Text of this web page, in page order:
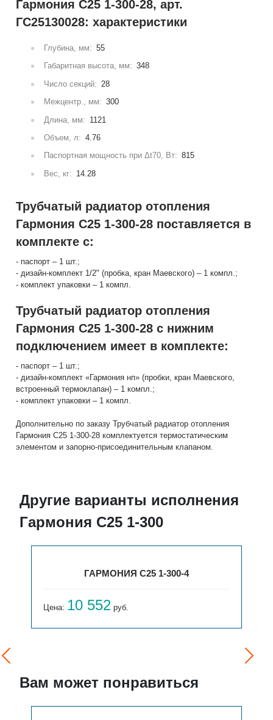
Гармония С25 1-300-28, арт.
ГС25130028: характеристики
Глубина, мм: 55
Габаритная высота, мм: 348
Число секций: 28
Межцентр., мм: 300
Длина, мм: 1121
Объем, л: 4.76
Паспортная мощность при Δt70, Вт: 815
Вес, кг: 14.28
Трубчатый радиатор отопления
Гармония С25 1-300-28 поставляется в
комплекте с:
- паспорт – 1 шт.;
- дизайн-комплект 1/2" (пробка, кран Маевского) – 1 компл.;
- комплект упаковки – 1 компл.
Трубчатый радиатор отопления
Гармония С25 1-300-28 с нижним
подключением имеет в комплекте:
- паспорт – 1 шт.;
- дизайн-комплект «Гармония нп» (пробки, кран Маевского,
встроенный термоклапан) – 1 компл.;
- комплект упаковки – 1 компл.
Дополнительно по заказу Трубчатый радиатор отопления
Гармония С25 1-300-28 комплектуется термостатическим
элементом и запорно-присоединительным клапаном.
Другие варианты исполнения
Гармония С25 1-300
ГАРМОНИЯ С25 1-300-4
Цена: 10 552 руб.
Вам может понравиться